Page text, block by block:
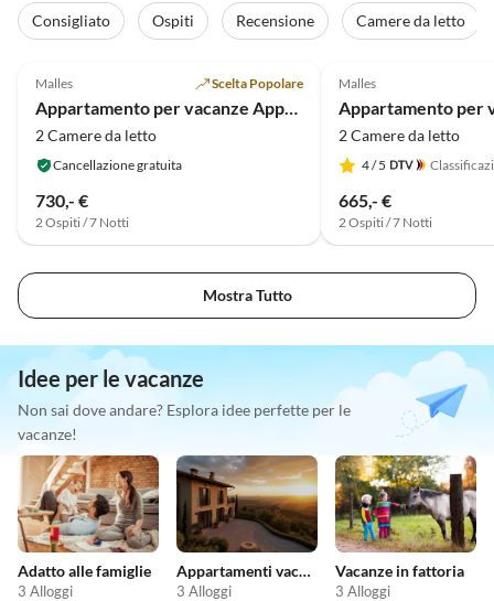
Consigliato Ospiti Recensione
Camere da letto
Malles Scelta Popolare
2 Camere da letto
Cancellazione gratuita
730,- €
2 Ospiti / 7 Notti
Malles
2 Camere da letto
4/ 5
665,- €
2 Ospiti / 7 Notti
Mostra Tutto
Idee per le vacanze
Non sai dove andare? Esplora idee perfette per le
vacanze!
Adatto alle famiglie
3 Alloggi
Appartamenti vacanze economici
3 Alloggi
Vacanze in fattoria
3 Alloggi